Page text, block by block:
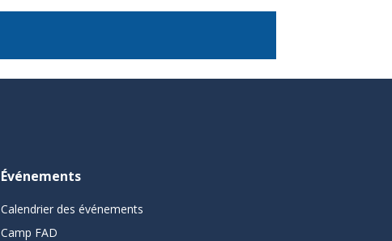
Événements
Calendrier des événements
Camp FAD